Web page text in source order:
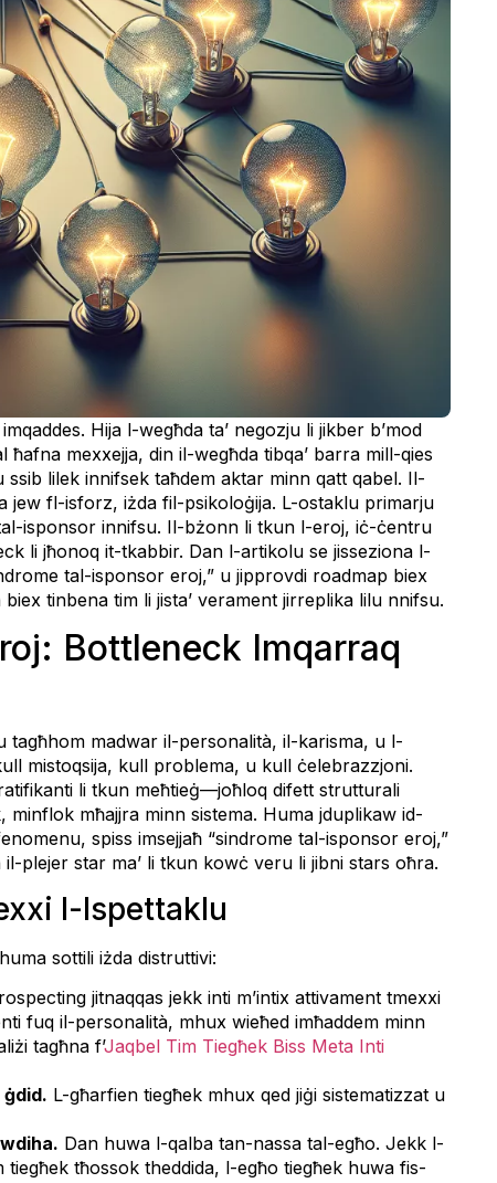
Hija l-wegħda ta’ negozju li jikber b’mod
mexxejja, din il-wegħda tibqa’ barra mill-qies
lilek innifsek taħdem aktar minn qatt qabel. Il-
jew fl-isforz, iżda fil-psikoloġija. L-ostaklu primarju
isponsor innifsu. Il-bżonn li tkun l-eroj, iċ-ċentru
li jħonoq it-tkabbir. Dan l-artikolu se jisseziona l-
tal-isponsor eroj,” u jipprovdi roadmap biex
tinbena tim li jista’ verament jirreplika lilu nnifsu.
Bottleneck Imqarraq
madwar il-personalità, il-karisma, u l-
mistoqsija, kull problema, u kull ċelebrazzjoni.
li tkun meħtieġ—joħloq difett strutturali
mħajjra minn sistema. Huma jduplikaw id-
spiss imsejjaħ “sindrome tal-isponsor eroj,”
plejer star ma’ li tkun kowċ veru li jibni stars oħra.
l-Ispettaklu
sottili iżda distruttivi:
jitnaqqas jekk inti m’intix attivament tmexxi
fuq il-personalità, mhux wieħed imħaddem minn
tagħna f’Jaqbel Tim Tiegħek Biss Meta Inti
L-għarfien tiegħek mhux qed jiġi sistematizzat u
Dan huwa l-qalba tan-nassa tal-egħo. Jekk l-
tħossok theddida, l-egħo tiegħek huwa fis-